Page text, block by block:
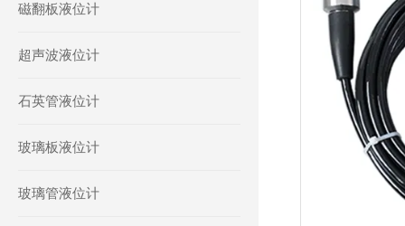
磁翻板液位计
超声波液位计
石英管液位计
玻璃板液位计
玻璃管液位计